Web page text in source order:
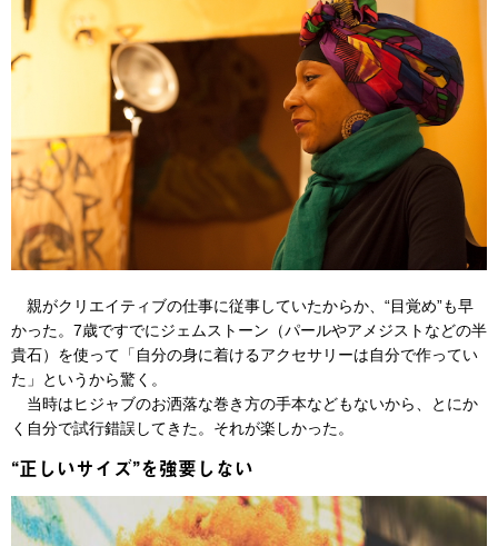
親がクリエイティブの仕事に従事していたからか、“目覚め”も早
かった。7歳ですでにジェムストーン（パールやアメジストなどの半
貴石）を使って「自分の身に着けるアクセサリーは自分で作ってい
た」というから驚く。
当時はヒジャブのお洒落な巻き方の手本などもないから、とにか
く自分で試行錯誤してきた。それが楽しかった。
“正しいサイズ”を強要しない